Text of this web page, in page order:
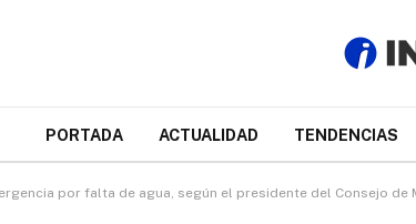
PORTADA ACTUALIDAD TENDENCIAS
por falta de agua, según el presidente del Consejo de